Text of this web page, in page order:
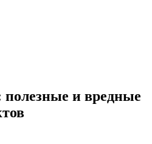
полезные и вредные